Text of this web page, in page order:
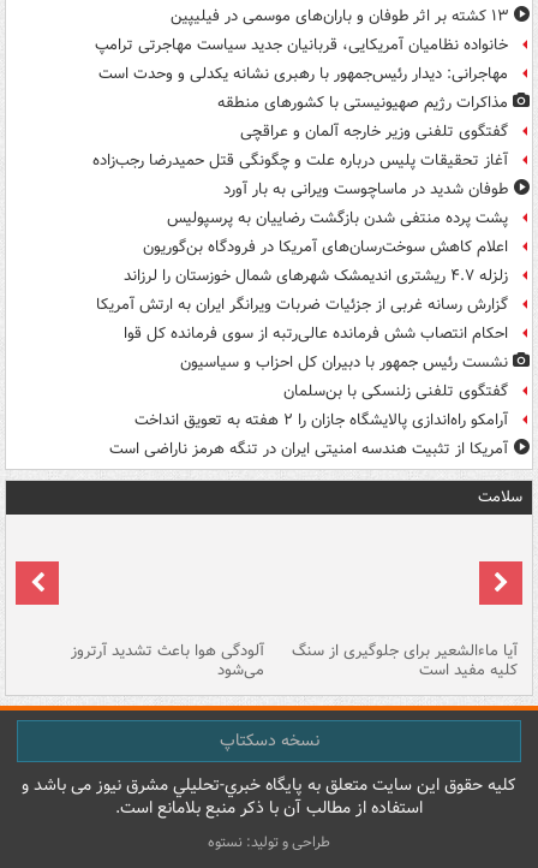
۱۳ کشته بر اثر طوفان و باران‌های موسمی در فیلیپین
خانواده نظامیان آمریکایی، قربانیان جدید سیاست مهاجرتی ترامپ
مهاجرانی: دیدار رئیس‌جمهور با رهبری نشانه یکدلی و وحدت است
مذاکرات رژیم صهیونیستی با کشورهای منطقه
گفتگوی تلفنی وزیر خارجه آلمان و عراقچی
آغاز تحقیقات پلیس درباره علت و چگونگی قتل حمیدرضا رجب‌زاده
طوفان شدید در ماساچوست ویرانی به بار آورد
پشت پرده منتفی شدن بازگشت رضاییان به پرسپولیس
اعلام کاهش سوخت‌رسان‌های آمریکا در فرودگاه بن‌گوریون
زلزله ۴.۷ ریشتری اندیمشک شهرهای شمال خوزستان را لرزاند
گزارش رسانه غربی از جزئیات ضربات ویرانگر ایران به ارتش آمریکا
احکام انتصاب شش فرمانده عالی‌رتبه از سوی فرمانده کل قوا
نشست رئیس جمهور با دبیران کل احزاب و سیاسیون
گفتگوی تلفنی زلنسکی با بن‌سلمان
آرامکو راه‌اندازی پالایشگاه جازان را ۲ هفته به تعویق انداخت
آمریکا از تثبیت هندسه امنیتی ایران در تنگه هرمز ناراضی است
سلامت
آیا ماءالشعیر برای جلوگیری از سنگ
کلیه مفید است
آلودگی هوا باعث تشدید آرتروز
می‌شود
نسخه دسکتاپ
کليه حقوق اين سايت متعلق به پایگاه خبري-تحليلي مشرق نيوز می باشد و
استفاده از مطالب آن با ذکر منبع بلامانع است.
طراحی و تولید: نستوه